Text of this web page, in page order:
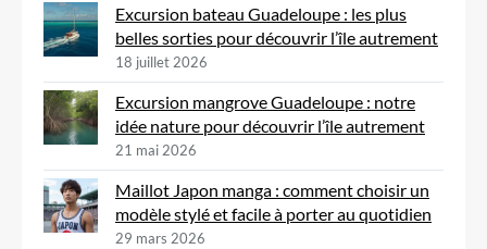
Excursion bateau Guadeloupe : les plus
belles sorties pour découvrir l’île autrement
18 juillet 2026
Excursion mangrove Guadeloupe : notre
idée nature pour découvrir l’île autrement
21 mai 2026
Maillot Japon manga : comment choisir un
modèle stylé et facile à porter au quotidien
29 mars 2026